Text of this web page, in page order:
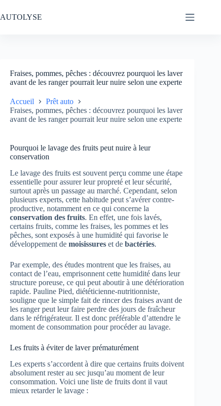
au
contenu
AUTOLYSE
Fraises, pommes, pêches : découvrez pourquoi les laver
avant de les ranger pourrait leur nuire selon une experte
Accueil
Prêt auto
Fraises, pommes, pêches : découvrez pourquoi les laver
avant de les ranger pourrait leur nuire selon une experte
Pourquoi le lavage des fruits peut nuire à leur
conservation
Le lavage des fruits est souvent perçu comme une étape
essentielle pour assurer leur propreté et leur sécurité,
surtout après un passage au marché. Cependant, selon
plusieurs experts, cette habitude peut s’avérer contre-
productive, notamment en ce qui concerne la
conservation des fruits. En effet, une fois lavés,
certains fruits, comme les fraises, les pommes et les
pêches, sont exposés à une humidité qui favorise le
développement de moisissures et de bactéries.
Par exemple, des études montrent que les fraises, au
contact de l’eau, emprisonnent cette humidité dans leur
structure poreuse, ce qui peut aboutir à une détérioration
rapide. Pauline Pied, diététicienne-nutritionniste,
souligne que le simple fait de rincer des fraises avant de
les ranger peut leur faire perdre des jours de fraîcheur
dans le réfrigérateur. Il est donc préférable d’attendre le
moment de consommation pour procéder au lavage.
Les fruits à éviter de laver prématurément
Les experts s’accordent à dire que certains fruits doivent
absolument rester au sec jusqu’au moment de leur
consommation. Voici une liste de fruits dont il vaut
mieux retarder le lavage :